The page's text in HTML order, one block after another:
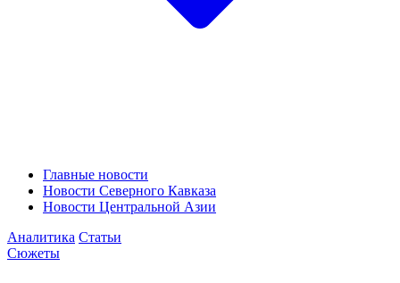
Главные новости
Новости Северного Кавказа
Новости Центральной Азии
Аналитика Статьи
Сюжеты